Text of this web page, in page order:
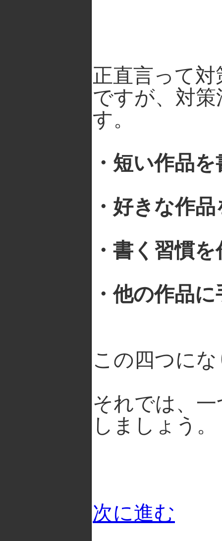
正直言って
ですが、対
す。
・短い作品
・好きな作
・書く習慣
・他の作品
この四つに
それでは、
しましょう。
次に進む